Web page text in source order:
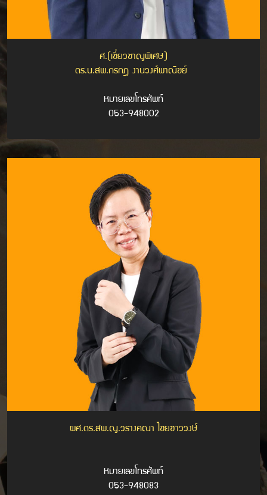
ศ.(เชี่ยวชาญพิเศษ)
ดร.น.สพ.กรกฎ งานวงศ์พาณิชย์
หมายเลขโทรศัพท์
053-948002
ผศ.ดร.สพ.ญ.วรางคณา ไชยซาววงษ์
หมายเลขโทรศัพท์
053-948083